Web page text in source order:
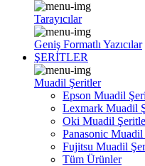
Tarayıcılar
Geniş Formatlı Yazıcılar
ŞERİTLER
Muadil Şeritler
Epson Muadil
Lexmark Muadil
Oki Muadil
Panasonic
Fujitsu Muadil
Tüm Ürünler